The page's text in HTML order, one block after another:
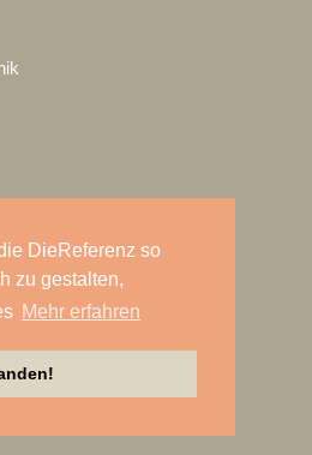
DieReferenz so
zu gestalten,
Mehr erfahren